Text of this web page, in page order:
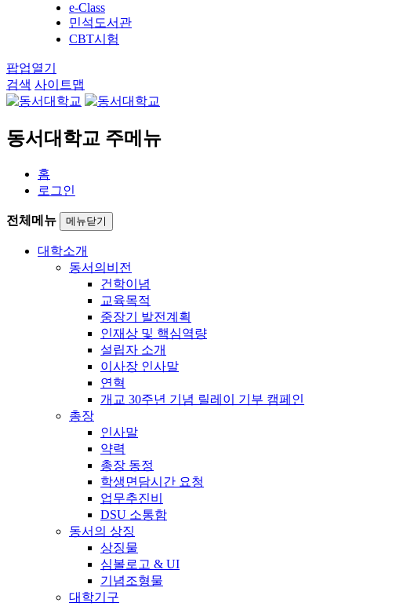
e-Class
민석도서관
CBT시험
팝업열기
검색 사이트맵
동서대학교 주메뉴
홈
로그인
전체메뉴 메뉴닫기
대학소개
동서의비전
건학이념
교육목적
중장기 발전계획
인재상 및 핵심역량
설립자 소개
이사장 인사말
연혁
개교 30주년 기념 릴레이 기부 캠페인
총장
인사말
약력
총장 동정
학생면담시간 요청
업무추진비
DSU 소통함
동서의 상징
상징물
심볼로고 & UI
기념조형물
대학기구